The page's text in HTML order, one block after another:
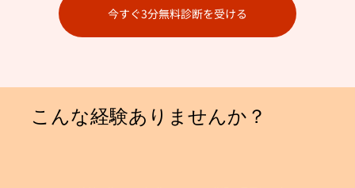
今すぐ3分無料診断を受ける
​こんな経験ありませんか？